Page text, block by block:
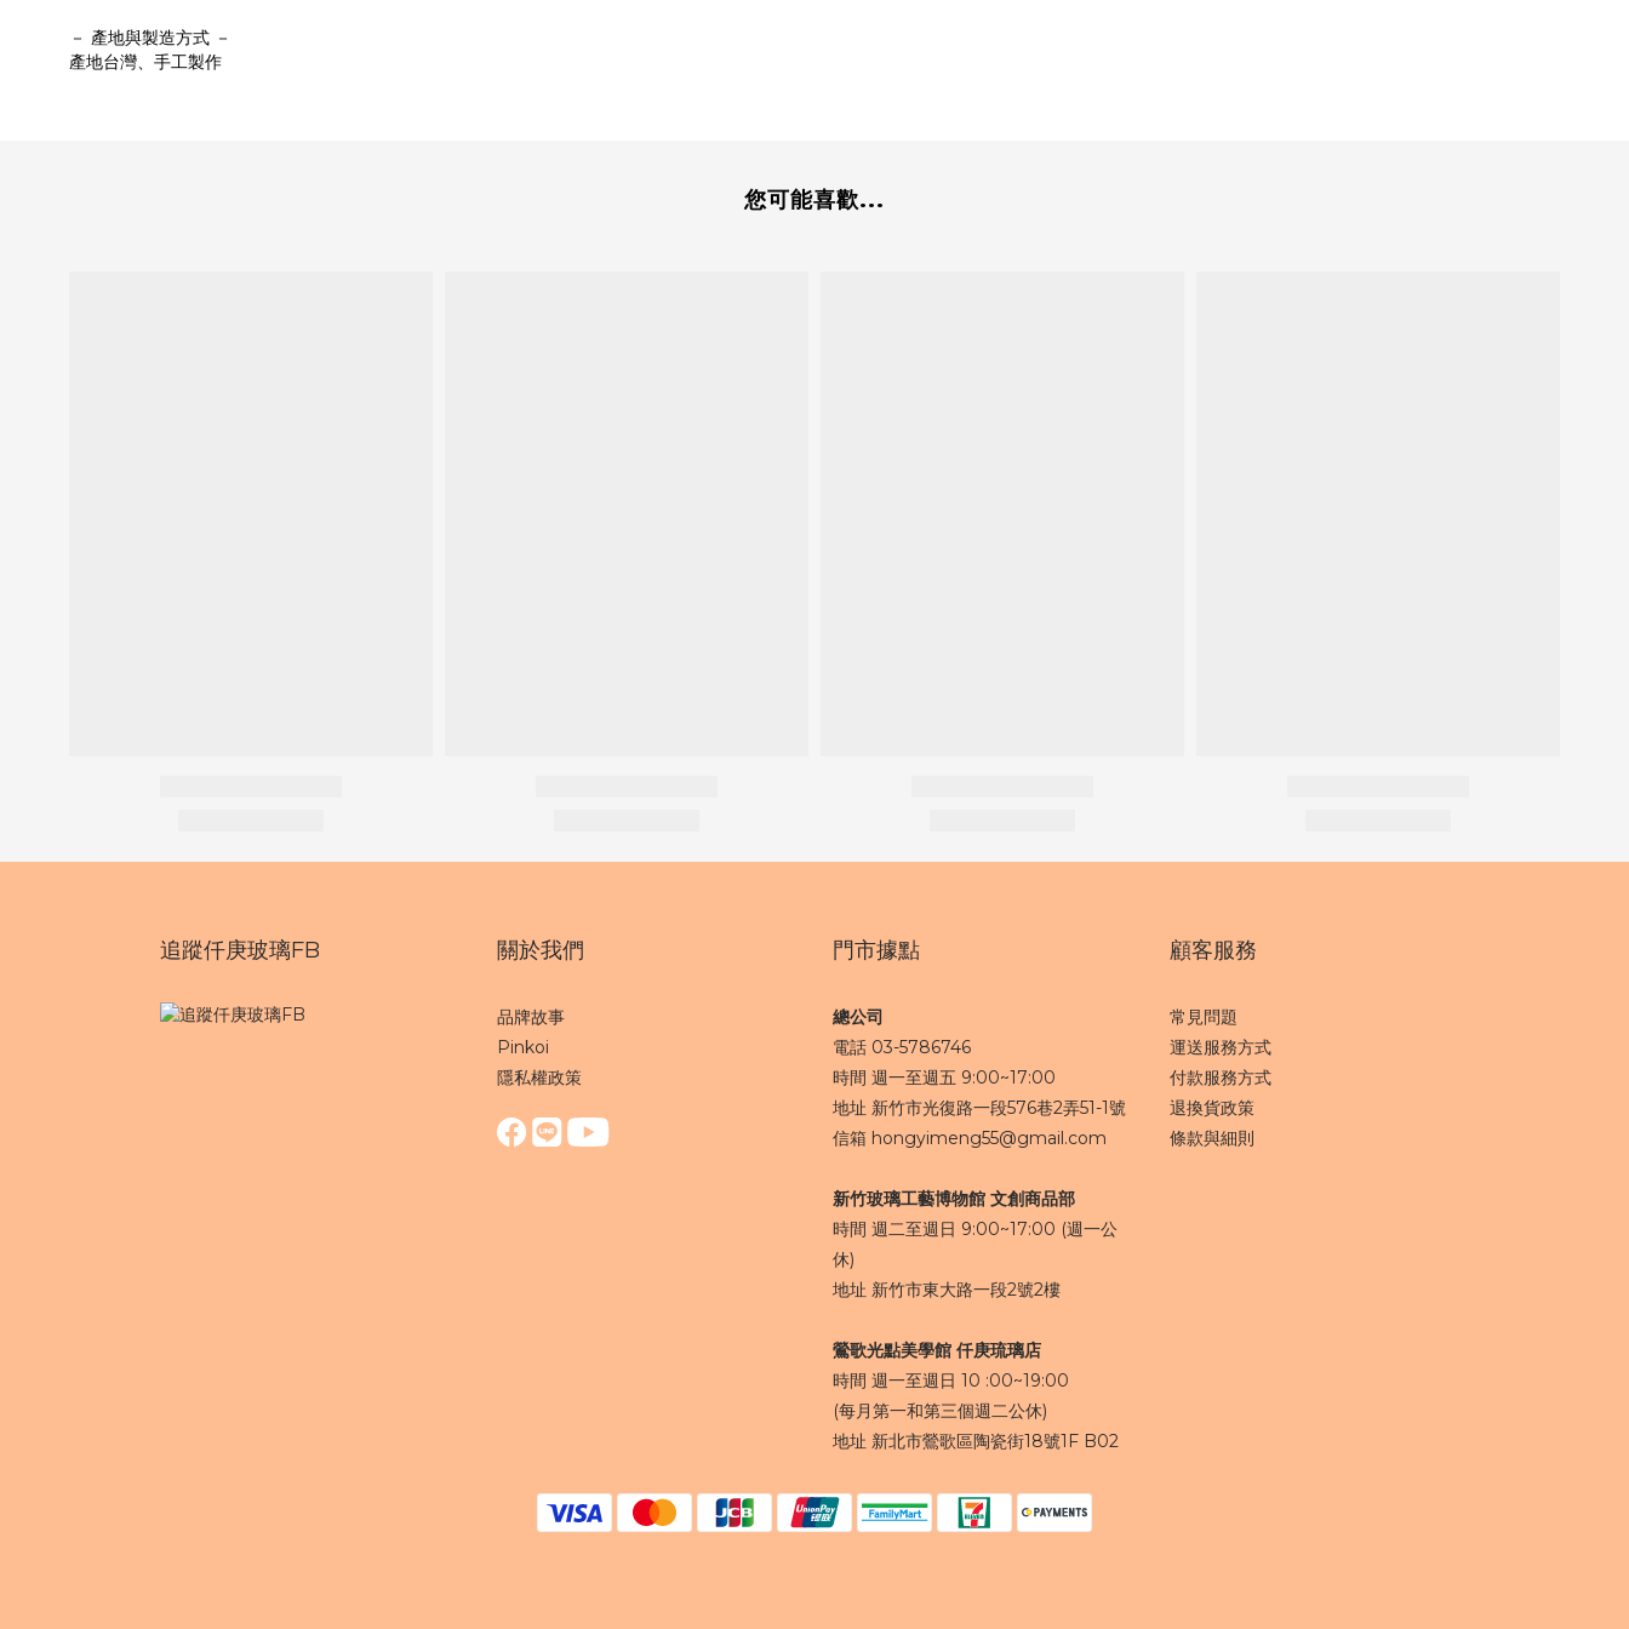
－ 產地與製造方式 －
產地台灣、手工製作
您可能喜歡...
追蹤仟庚玻璃FB 關於我們
品牌故事
Pinkoi
隱私權政策
門市據點
總公司
電話 03-5786746
時間 週一至週五 9:00~17:00
地址 新竹市光復路一段576巷2弄51-1號
信箱 hongyimeng55@gmail.com
新竹玻璃工藝博物館 文創商品部
時間 週二至週日 9:00~17:00 (週一公
休)
地址 新竹市東大路一段2號2樓
鶯歌光點美學館 仟庚琉璃店
時間 週一至週日 10 :00~19:00
(每月第一和第三個週二公休)
地址 新北市鶯歌區陶瓷街18號1F​ B02
顧客服務
常見問題
運送服務方式
付款服務方式
退換貨政策
條款與細則